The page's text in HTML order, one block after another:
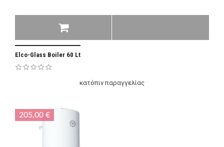
Elco-Glass Boiler 60 Lt
κατόπιν παραγγελίας
205,00 €